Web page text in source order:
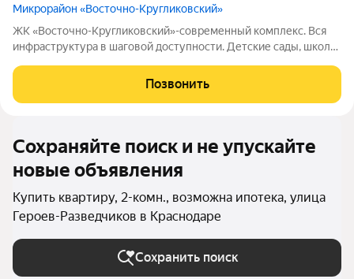
Микрорайон «Восточно-Кругликовский»
ЖК «Восточно-Кругликовский»-современный комплекс. Вся
инфраструктура в шаговой доступности. Детские сады, школы.
детской площадкой. ФЗ-214. Ипотека, мат. капитал, рассрочка.
Звоните, с
Позвонить
Сохраняйте поиск и не упускайте
новые объявления
Купить квартиру, 2-комн., возможна ипотека, улица
Героев-Разведчиков в Краснодаре
Сохранить поиск